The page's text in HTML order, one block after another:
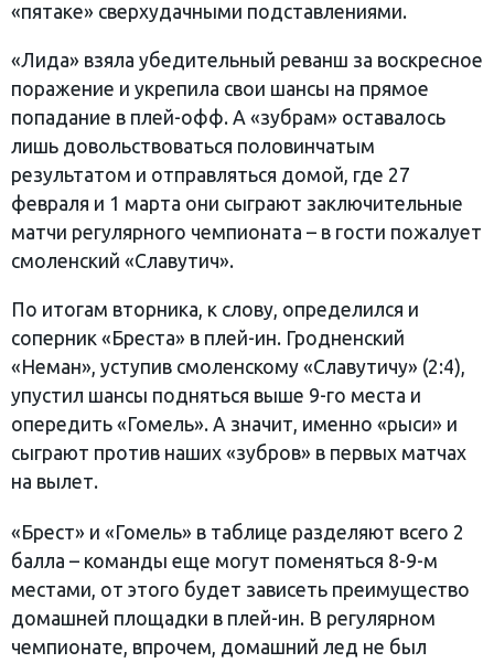
«пятаке» сверхудачными подставлениями.
«Лида» взяла убедительный реванш за воскресное
поражение и укрепила свои шансы на прямое
попадание в плей-офф. А «зубрам» оставалось
лишь довольствоваться половинчатым
результатом и отправляться домой, где 27
февраля и 1 марта они сыграют заключительные
матчи регулярного чемпионата – в гости пожалует
смоленский «Славутич».
По итогам вторника, к слову, определился и
соперник «Бреста» в плей-ин. Гродненский
«Неман», уступив смоленскому «Славутичу» (2:4),
упустил шансы подняться выше 9-го места и
опередить «Гомель». А значит, именно «рыси» и
сыграют против наших «зубров» в первых матчах
на вылет.
«Брест» и «Гомель» в таблице разделяют всего 2
балла – команды еще могут поменяться 8-9-м
местами, от этого будет зависеть преимущество
домашней площадки в плей-ин. В регулярном
чемпионате, впрочем, домашний лед не был